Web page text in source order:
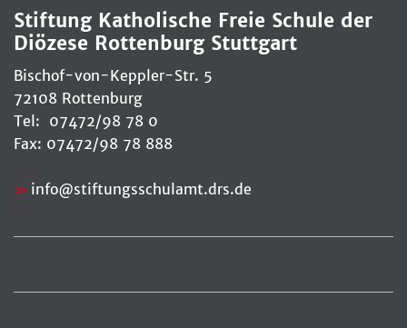
Stiftung Katholische Freie Schule der
Diözese Rottenburg Stuttgart
Bischof-von-Keppler-Str. 5
72108 Rottenburg
Tel: 07472/98 78 0
Fax: 07472/98 78 888
info@stiftungsschulamt.drs.de